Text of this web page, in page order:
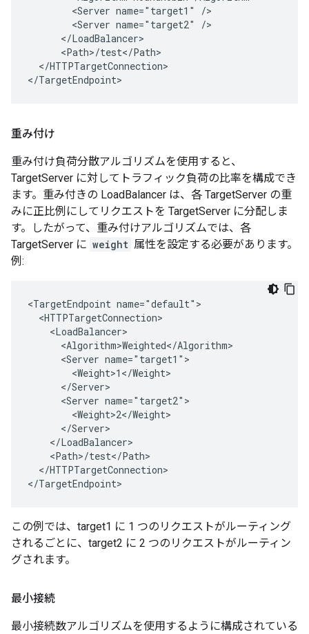
        <Server name="target1" />
        <Server name="target2" />
      </LoadBalancer>
      <Path>/test</Path>
  </HTTPTargetConnection>
</TargetEndpoint>
重み付け
重み付け負荷分散アルゴリズムを使用すると、
TargetServer に対してトラフィック負荷の比率を構成でき
ます。重み付きの LoadBalancer は、各 TargetServer の重
みに正比例にしてリクエストを TargetServer に分配しま
す。したがって、重み付けアルゴリズムでは、各
TargetServer に weight 属性を設定する必要があります。
例:
<TargetEndpoint name="default">
  <HTTPTargetConnection>
    <LoadBalancer>
      <Algorithm>Weighted</Algorithm>
      <Server name="target1">
        <Weight>1</Weight>
      </Server>
      <Server name="target2">
        <Weight>2</Weight>
      </Server>
    </LoadBalancer>
    <Path>/test</Path>
  </HTTPTargetConnection>
</TargetEndpoint>
この例では、target1 に 1 つのリクエストがルーティング
されるごとに、target2 に 2 つのリクエストがルーティン
グされます。
最小接続
最小接続数アルゴリズムを使用するように構成されている